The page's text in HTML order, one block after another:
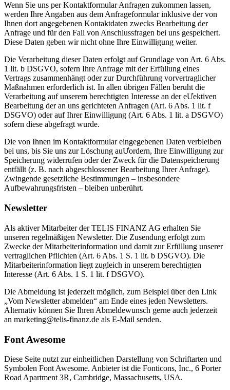
Wenn Sie uns per Kontaktformular Anfragen zukommen lassen,
werden Ihre Angaben aus dem Anfrageformular inklusive der von
Ihnen dort angegebenen Kontaktdaten zwecks Bearbeitung der
Anfrage und für den Fall von Anschlussfragen bei uns gespeichert.
Diese Daten geben wir nicht ohne Ihre Einwilligung weiter.
Die Verarbeitung dieser Daten erfolgt auf Grundlage von Art. 6 Abs.
1 lit. b DSGVO, sofern Ihre Anfrage mit der Erfüllung eines
Vertrags zusammenhängt oder zur Durchführung vorvertraglicher
Maßnahmen erforderlich ist. In allen übrigen Fällen beruht die
Verarbeitung auf unserem berechtigten Interesse an der eƯektiven
Bearbeitung der an uns gerichteten Anfragen (Art. 6 Abs. 1 lit. f
DSGVO) oder auf Ihrer Einwilligung (Art. 6 Abs. 1 lit. a DSGVO)
sofern diese abgefragt wurde.
Die von Ihnen im Kontaktformular eingegebenen Daten verbleiben
bei uns, bis Sie uns zur Löschung auƯordern, Ihre Einwilligung zur
Speicherung widerrufen oder der Zweck für die Datenspeicherung
entfällt (z. B. nach abgeschlossener Bearbeitung Ihrer Anfrage).
Zwingende gesetzliche Bestimmungen – insbesondere
Aufbewahrungsfristen – bleiben unberührt.
Newsletter
Als aktiver Mitarbeiter der TELIS FINANZ AG erhalten Sie
unseren regelmäßigen Newsletter. Die Zusendung erfolgt zum
Zwecke der Mitarbeiterinformation und damit zur Erfüllung unserer
vertraglichen Pflichten (Art. 6 Abs. 1 S. 1 lit. b DSGVO). Die
Mitarbeiterinformation liegt zugleich in unserem berechtigten
Interesse (Art. 6 Abs. 1 S. 1 lit. f DSGVO).
Die Abmeldung ist jederzeit möglich, zum Beispiel über den Link
„Vom Newsletter abmelden“ am Ende eines jeden Newsletters.
Alternativ können Sie Ihren Abmeldewunsch gerne auch jederzeit
an marketing@telis-finanz.de als E-Mail senden.
Font Awesome
Diese Seite nutzt zur einheitlichen Darstellung von Schriftarten und
Symbolen Font Awesome. Anbieter ist die Fonticons, Inc., 6 Porter
Road Apartment 3R, Cambridge, Massachusetts, USA.